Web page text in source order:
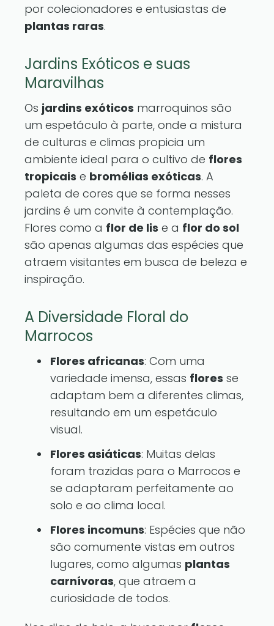
por colecionadores e entusiastas de
plantas raras.
Jardins Exóticos e suas
Maravilhas
Os jardins exóticos marroquinos são
um espetáculo à parte, onde a mistura
de culturas e climas propicia um
ambiente ideal para o cultivo de flores
tropicais e bromélias exóticas. A
paleta de cores que se forma nesses
jardins é um convite à contemplação.
Flores como a flor de lis e a flor do sol
são apenas algumas das espécies que
atraem visitantes em busca de beleza e
inspiração.
A Diversidade Floral do
Marrocos
Flores africanas: Com uma
variedade imensa, essas flores se
adaptam bem a diferentes climas,
resultando em um espetáculo
visual.
Flores asiáticas: Muitas delas
foram trazidas para o Marrocos e
se adaptaram perfeitamente ao
solo e ao clima local.
Flores incomuns: Espécies que não
são comumente vistas em outros
lugares, como algumas plantas
carnívoras, que atraem a
curiosidade de todos.